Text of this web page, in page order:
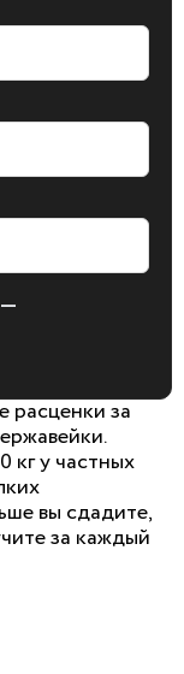
—
расценки за
кг у частных
вы сдадите,
за каждый